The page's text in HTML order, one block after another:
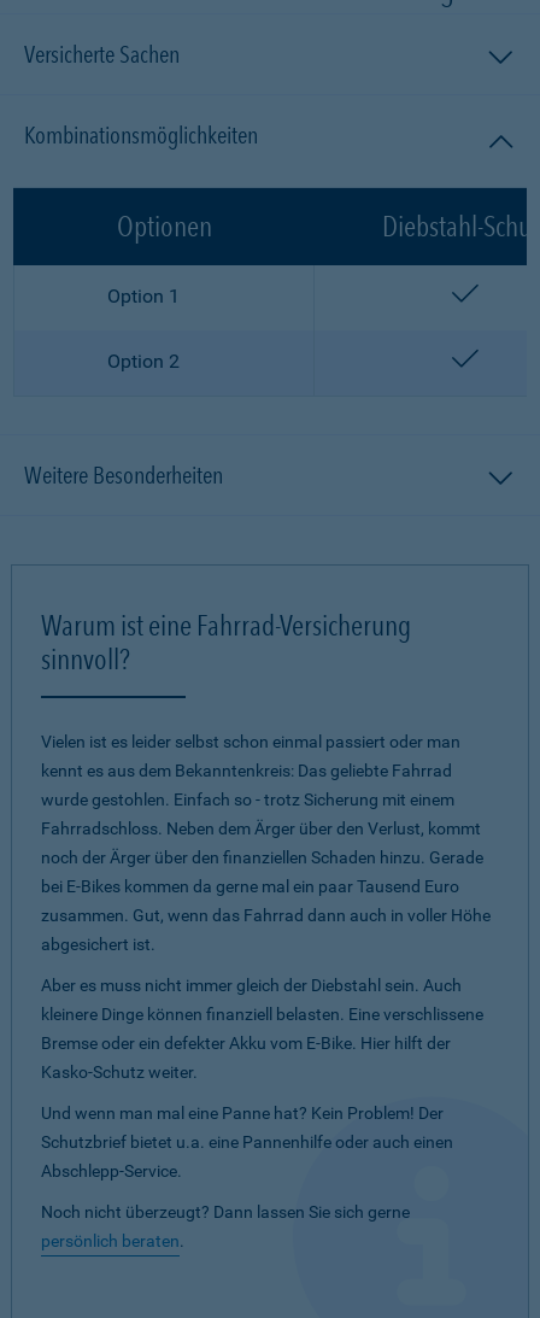
Versicherte Sachen
Kombinationsmöglichkeiten
Optionen Diebstahl-
Option 1
Option 2
Weitere Besonderheiten
Warum ist eine Fahrrad-Versicherung
sinnvoll?
Vielen ist es leider selbst schon einmal passiert oder man
kennt es aus dem Bekanntenkreis: Das geliebte Fahrrad
wurde gestohlen. Einfach so - trotz Sicherung mit einem
Fahrradschloss. Neben dem Ärger über den Verlust, kommt
noch der Ärger über den finanziellen Schaden hinzu. Gerade
bei E-Bikes kommen da gerne mal ein paar Tausend Euro
zusammen. Gut, wenn das Fahrrad dann auch in voller Höhe
abgesichert ist.
Aber es muss nicht immer gleich der Diebstahl sein. Auch
kleinere Dinge können finanziell belasten. Eine verschlissene
Bremse oder ein defekter Akku vom E-Bike. Hier hilft der
Kasko-Schutz weiter.
Und wenn man mal eine Panne hat? Kein Problem! Der
Schutzbrief bietet u.a. eine Pannenhilfe oder auch einen
Abschlepp-Service.
Noch nicht überzeugt? Dann lassen Sie sich gerne
persönlich beraten.